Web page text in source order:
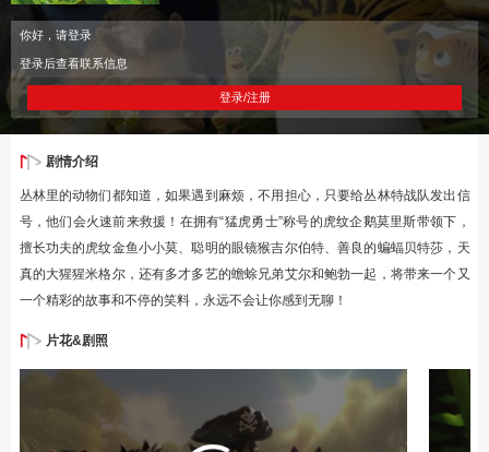
你好，请登录
登录后查看联系信息
登录/注册
剧情介绍
丛林里的动物们都知道，如果遇到麻烦，不用担心，只要给丛林特战队发出信
号，他们会火速前来救援！在拥有“猛虎勇士”称号的虎纹企鹅莫里斯带领下，
擅长功夫的虎纹金鱼小小莫、聪明的眼镜猴吉尔伯特、善良的蝙蝠贝特莎，天
真的大猩猩米格尔，还有多才多艺的蟾蜍兄弟艾尔和鲍勃一起，将带来一个又
一个精彩的故事和不停的笑料，永远不会让你感到无聊！
片花&剧照